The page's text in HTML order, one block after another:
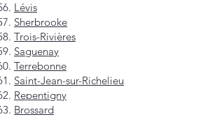
Lévis
Sherbrooke
Trois-Rivières
Saguenay
Terrebonne
Saint-Jean-sur-Richelieu
Repentigny
Brossard